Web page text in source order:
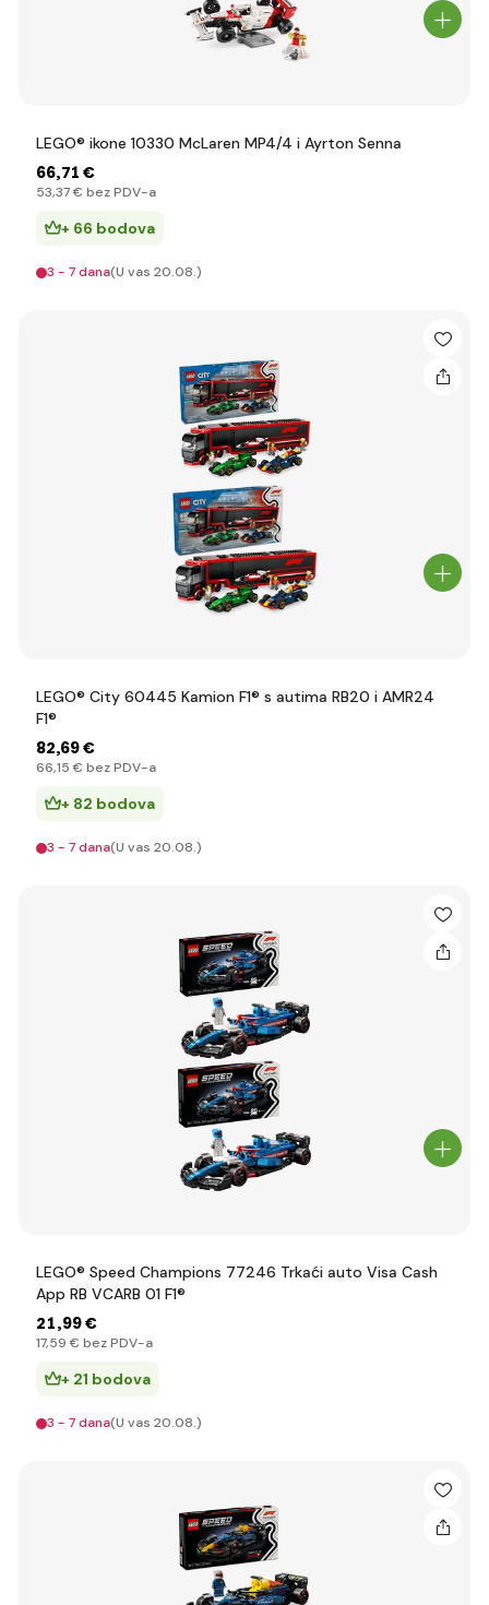
LEGO® ikone 10330 McLaren MP4/4 i Ayrton Senna
66,71 €
53,37 € bez PDV-a
+ 66 bodova
3 - 7 dana(U vas 20.08.)
LEGO® City 60445 Kamion F1® s autima RB20 i AMR24
F1®
82,69 €
66,15 € bez PDV-a
+ 82 bodova
3 - 7 dana(U vas 20.08.)
LEGO® Speed Champions 77246 Trkaći auto Visa Cash
App RB VCARB 01 F1®
21,99 €
17,59 € bez PDV-a
+ 21 bodova
3 - 7 dana(U vas 20.08.)